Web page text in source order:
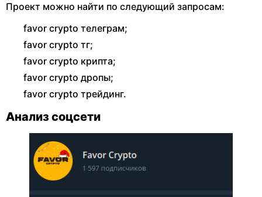
Проект можно найти по следующий запросам:
favor crypto телеграм;
favor crypto тг;
favor crypto крипта;
favor crypto дропы;
favor crypto трейдинг.
Анализ соцсети